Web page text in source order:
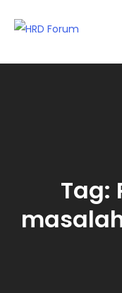
HR
Tag: